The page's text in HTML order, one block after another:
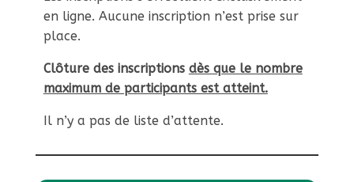
en ligne. Aucune inscription n’est prise sur
place.
Clôture des inscriptions dès que le nombre
maximum de participants est atteint.
Il n’y a pas de liste d’attente.